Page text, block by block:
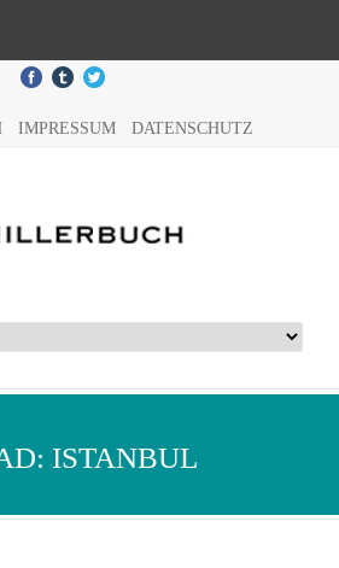
IMPRESSUM DATENSCHUTZ
ISTANBUL